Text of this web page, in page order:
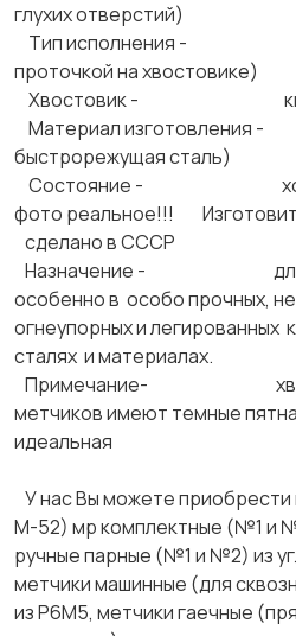
глухих отверстий)
Тип исполнения - 2
проточкой на хвостовике)
Хвостовик -
Материал изготовления
быстрорежущая сталь)
Состояние -
фото реальное!!!
сделано в СССР
Назначение - для
особенно в особо прочных,
огнеупорных и легированных
сталях и материалах.
Примечание-
метчиков имеют темные
идеальная
У нас Вы можете
М-52) мр комплектные (№1 и
ручные парные (№1 и №2) из
метчики машинные (для
из Р6М5, метчики гаечные